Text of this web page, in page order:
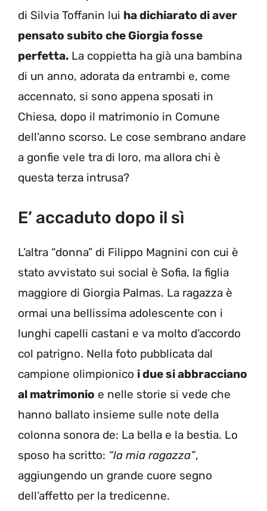
di Silvia Toffanin lui ha dichiarato di aver
pensato subito che Giorgia fosse
perfetta. La coppietta ha già una bambina
di un anno, adorata da entrambi e, come
accennato, si sono appena sposati in
Chiesa, dopo il matrimonio in Comune
dell’anno scorso. Le cose sembrano andare
a gonfie vele tra di loro, ma allora chi è
questa terza intrusa?
E’ accaduto dopo il sì
L’altra “donna” di Filippo Magnini con cui è
stato avvistato sui social è Sofia, la figlia
maggiore di Giorgia Palmas. La ragazza è
ormai una bellissima adolescente con i
lunghi capelli castani e va molto d’accordo
col patrigno. Nella foto pubblicata dal
campione olimpionico i due si abbracciano
al matrimonio e nelle storie si vede che
hanno ballato insieme sulle note della
colonna sonora de: La bella e la bestia. Lo
sposo ha scritto: “la mia ragazza”,
aggiungendo un grande cuore segno
dell’affetto per la tredicenne.